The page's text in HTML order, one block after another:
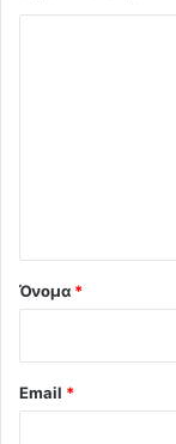
Όνομα *
Email *